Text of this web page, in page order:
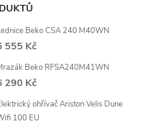
Beko CSA 240 M40WN
555 Kč
Beko RFSA240M41WN
290 Kč
ohřívač Ariston Velis Dune
100 EU